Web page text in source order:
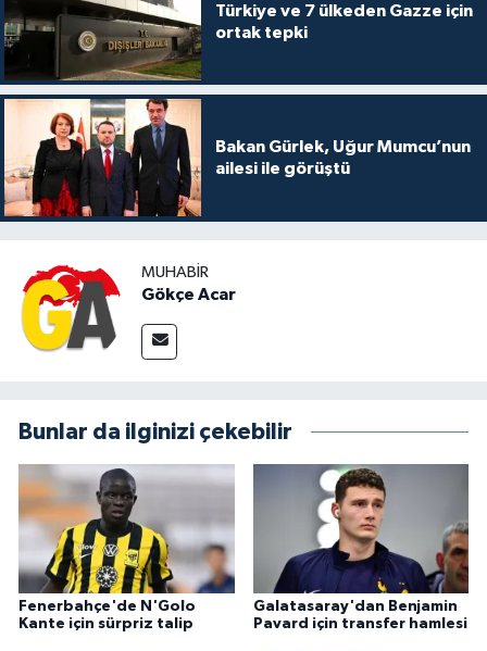
Türkiye ve 7 ülkeden Gazze için
ortak tepki
Bakan Gürlek, Uğur Mumcu’nun
ailesi ile görüştü
MUHABIR
Gökçe Acar
Bunlar da ilginizi çekebilir
Fenerbahçe'de N'Golo
Kante için sürpriz talip
Galatasaray'dan Benjamin
Pavard için transfer hamlesi